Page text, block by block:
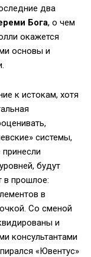
два
Бога, о чем
окажется
основы и
к истокам, хотя
системы,
будут
в прошлое:
в
Со сменой
и
консультантами
«Ювентус»